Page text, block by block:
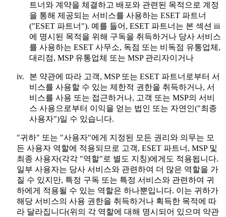
트너와 계약을 체결하고 배포와 관련된 목적으로 계정
을 통해 제공되는 서비스를 사용하는 ESET 파트너
("ESET 파트너 "). 예를 들어, ESET 파트너는 본 섹션 iii
에 명시된 목적을 위해 구독을 취득하거나 당사 서비스
를 사용하는 ESET 사무소, 독점 또는 비독점 유통업체,
대리점, MSP 유통업체 또는 MSP 관리자이거나
iv.
본 약관에 따라 고객, MSP 또는 ESET 파트너로부터 서
비스를 사용할 수 있는 제한적 권한을 취득하거나, 서
비스를 사용 또는 접근하거나, 고객 또는 MSP의 서비
스 사용으로부터 이익을 얻는 법인 또는 자연인("최종
사용자")일 수 있습니다.
"귀하" 또는 "사용자"에게 지정된 모든 권리와 의무는 모
든 사용자 역할에 적용되므로 고객, ESET 파트너, MSP 및
최종 사용자(각각 "역할"로 별도 지칭)에게도 적용됩니다.
일부 사용자는 당사 서비스와 관련하여 더 많은 역할을 가
질 수 있지만, 특정 구독 또는 특정 서비스와 관련하여 귀
하에게 적용될 수 있는 역할은 하나뿐입니다. 이는 귀하가
해당 서비스의 사용 권한을 취득하거나 획득한 목적에 따
라 달라집니다(위의 각 역할에 대해 명시되어 있으며 약관